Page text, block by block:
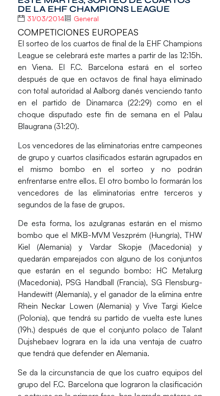
DE LA EHF CHAMPIONS LEAGUE
31/03/2014 General
COMPETICIONES EUROPEAS
El sorteo de los cuartos de final de la EHF Champions
League se celebrará este martes a partir de las 12:15h.
en Viena. El F.C. Barcelona estará en el sorteo
después de que en octavos de final haya eliminado
con total autoridad al Aalborg danés venciendo tanto
en el partido de Dinamarca (22:29) como en el
choque disputado este fin de semana en el Palau
Blaugrana (31:20).
Los vencedores de las eliminatorias entre campeones
de grupo y cuartos clasificados estarán agrupados en
el mismo bombo en el sorteo y no podrán
enfrentarse entre ellos. El otro bombo lo formarán los
vencedores de las eliminatorias entre terceros y
segundos de la fase de grupos.
De esta forma, los azulgranas estarán en el mismo
bombo que el MKB-MVM Veszprém(Hungría),THW
Kiel(Alemania) y Vardar Skopje (Macedonia) y
quedarán emparejados con alguno de los conjuntos
que estarán en el segundo bombo: HC Metalurg
(Macedonia), PSG Handball(Francia), SG Flensburg-
Handewitt (Alemanía), y el ganador de la elimina entre
Rhein Neckar Lowen(Alemania) yVive Targi Kielce
(Polonia), que tendrá su partido de vuelta este lunes
(19h.) después de que el conjunto polaco de Talant
Dujshebaev lograra en la ida una ventaja de cuatro
que tendrá que defender en Alemania.
Se da la circunstancia de que los cuatro equipos del
grupo del F.C. Barcelona que lograron la clasificación